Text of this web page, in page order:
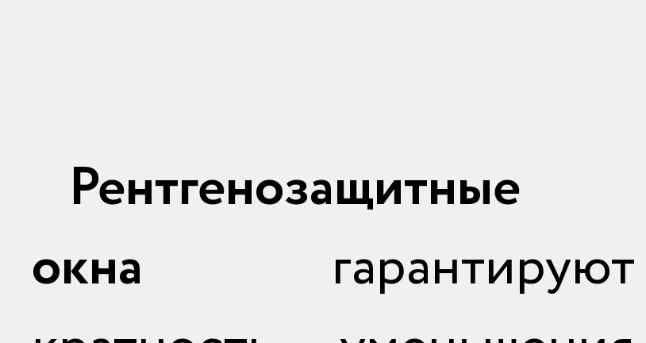
Рентгенозащитные
окна гарантируют